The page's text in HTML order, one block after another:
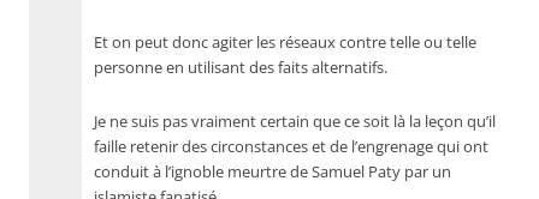
Et on peut donc agiter les réseaux contre telle ou telle
personne en utilisant des faits alternatifs.
Je ne suis pas vraiment certain que ce soit là la leçon qu’il
faille retenir des circonstances et de l’engrenage qui ont
conduit à l’ignoble meurtre de Samuel Paty par un